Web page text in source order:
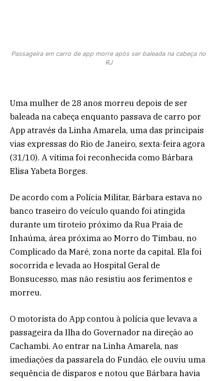
Passageira em carro de app morre após ser baleada na cabeça no
RJ
Uma mulher de 28 anos morreu depois de ser
baleada na cabeça enquanto passava de carro por
App através da Linha Amarela, uma das principais
vias expressas do Rio de Janeiro, sexta-feira agora
(31/10). A vítima foi reconhecida como Bárbara
Elisa Yabeta Borges.
De acordo com a Polícia Militar, Bárbara estava no
banco traseiro do veículo quando foi atingida
durante um tiroteio próximo da Rua Praia de
Inhaúma, área próxima ao Morro do Timbau, no
Complicado da Maré, zona norte da capital. Ela foi
socorrida e levada ao Hospital Geral de
Bonsucesso, mas não resistiu aos ferimentos e
morreu.
O motorista do App contou à polícia que levava a
passageira da Ilha do Governador na direção ao
Cachambi. Ao entrar na Linha Amarela, nas
imediações da passarela do Fundão, ele ouviu uma
sequência de disparos e notou que Bárbara havia